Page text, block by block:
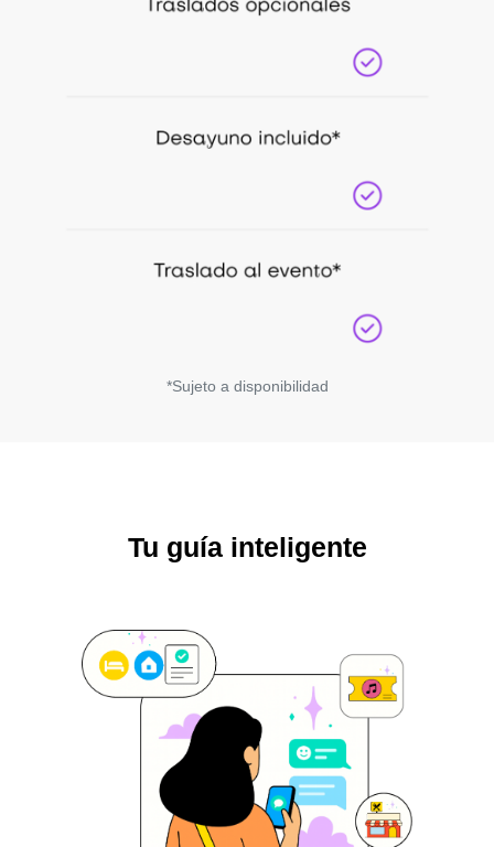
*Sujeto a disponibilidad
Tu guía inteligente